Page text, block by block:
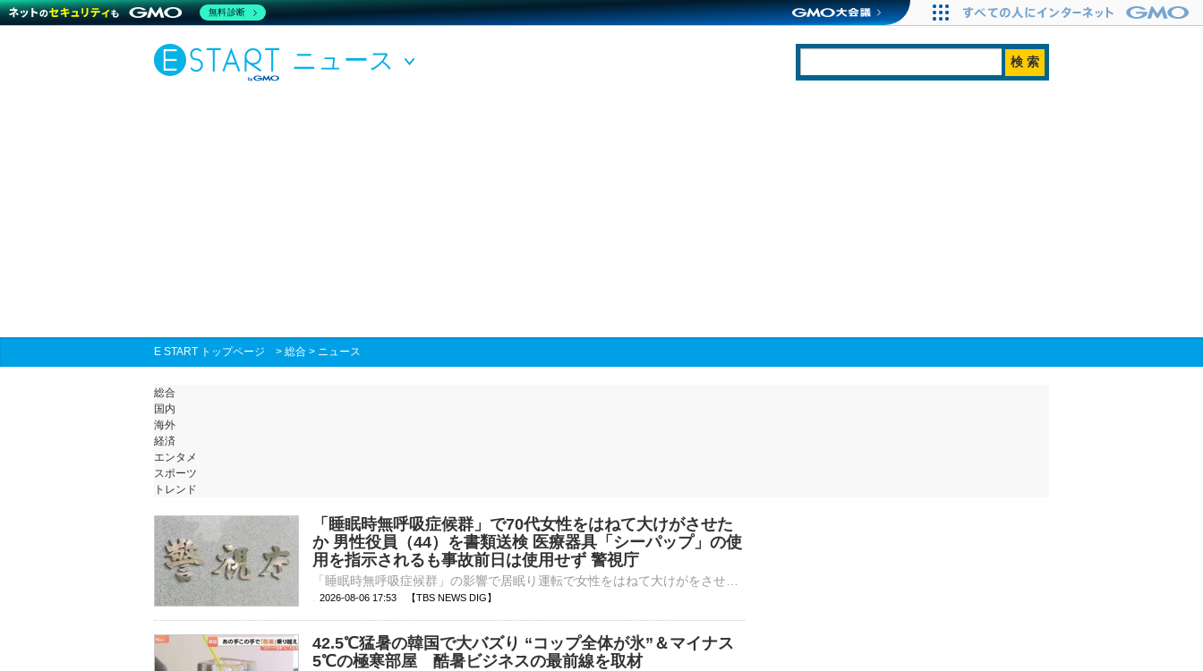
ニュース
E START トップページ > 総合 > ニュース
総合
国内
海外
経済
エンタメ
スポーツ
トレンド
「睡眠時無呼吸症候群」で70代女性をはねて大けがさせた
か 男性役員（44）を書類送検 医療器具「シーパップ」の使
用を指示されるも事故前日は使用せず 警視庁
2026-08-06 17:53 【TBS NEWS DIG】
42.5℃猛暑の韓国で大バズり “コップ全体が氷”＆マイナス
5℃の極寒部屋 酷暑ビジネスの最前線を取材
無料診断